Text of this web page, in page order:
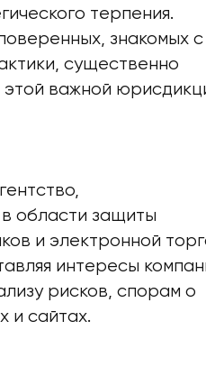
терпения.
знакомых с
существенно
важной
области защиты
и электронной
интересы
рисков, спорам о
и сайтах.